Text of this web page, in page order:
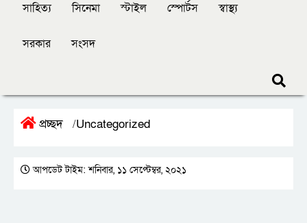
সাহিত্য সিনেমা স্টাইল স্পোর্টস স্বাস্থ্য
সরকার সংসদ
প্রচ্ছদ /Uncategorized
আপডেট টাইম: শনিবার, ১১ সেপ্টেম্বর, ২০২১